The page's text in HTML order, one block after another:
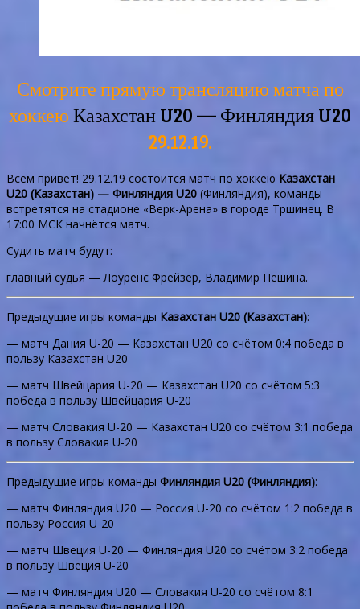
Смотрите прямую трансляцию матча по
хоккеюКазахстан U20 — Финляндия U20
29.12.19.
Всем привет! 29.12.19 состоится матч по хоккею Казахстан
U20 (Казахстан) — Финляндия U20 (Финляндия), команды
встретятся на стадионе «Верк-Арена» в городе Тршинец. В
17:00 МСК начнётся матч.
Судить матч будут:
главный судья — Лоуренс Фрейзер, Владимир Пешина.
Предыдущие игры команды Казахстан U20 (Казахстан):
— матч Дания U-20 — Казахстан U20 со счётом 0:4 победа в
пользу Казахстан U20
— матч Швейцария U-20 — Казахстан U20 со счётом 5:3
победа в пользу Швейцария U-20
— матч Словакия U-20 — Казахстан U20 со счётом 3:1 победа
в пользу Словакия U-20
Предыдущие игры команды Финляндия U20 (Финляндия):
— матч Финляндия U20 — Россия U-20 со счётом 1:2 победа в
пользу Россия U-20
— матч Швеция U-20 — Финляндия U20 со счётом 3:2 победа
в пользу Швеция U-20
— матч Финляндия U20 — Словакия U-20 со счётом 8:1